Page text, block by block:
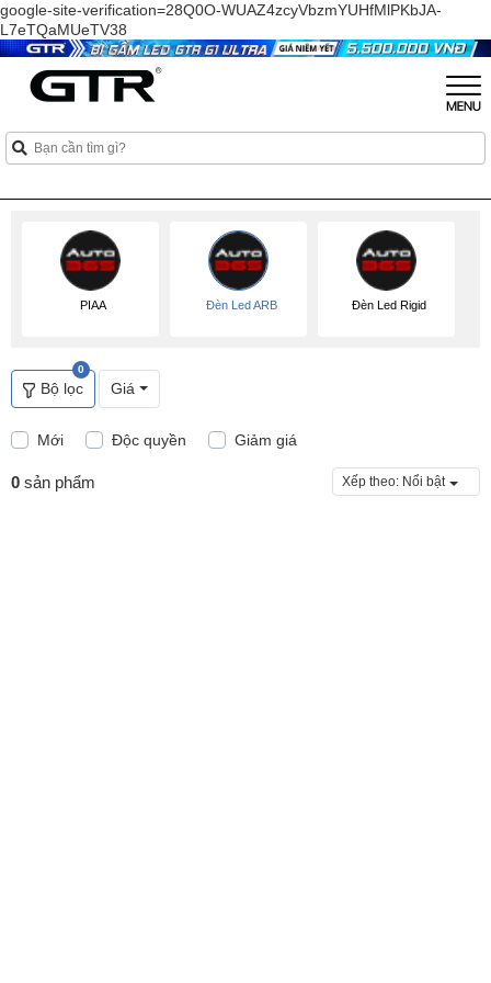
google-site-verification=28Q0O-WUAZ4zcyVbzmYUHfMlPKbJA-
L7eTQaMUeTV38
PIAA Đèn Led ARB Đèn Led Rigid
Bộ lọc
0
Giá
Mới Độc quyền Giảm giá
0 sản phẩm Xếp theo: Nổi bật